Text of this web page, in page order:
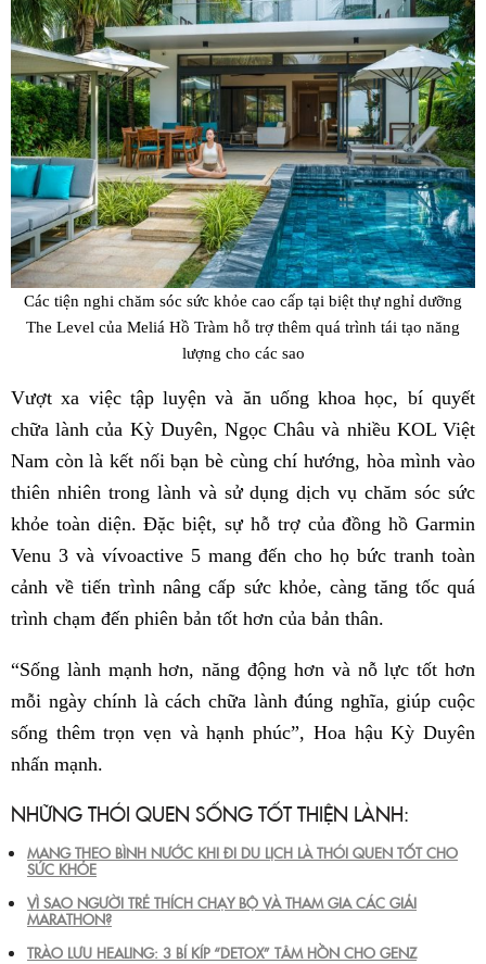
Các tiện nghi chăm sóc sức khỏe cao cấp tại biệt thự nghỉ dưỡng
The Level của Meliá Hồ Tràm hỗ trợ thêm quá trình tái tạo năng
lượng cho các sao
Vượt xa việc tập luyện và ăn uống khoa học, bí quyết
chữa lành của Kỳ Duyên, Ngọc Châu và nhiều KOL Việt
Nam còn là kết nối bạn bè cùng chí hướng, hòa mình vào
thiên nhiên trong lành và sử dụng dịch vụ chăm sóc sức
khỏe toàn diện. Đặc biệt, sự hỗ trợ của đồng hồ Garmin
Venu 3 và vívoactive 5 mang đến cho họ bức tranh toàn
cảnh về tiến trình nâng cấp sức khỏe, càng tăng tốc quá
trình chạm đến phiên bản tốt hơn của bản thân.
“Sống lành mạnh hơn, năng động hơn và nỗ lực tốt hơn
mỗi ngày chính là cách chữa lành đúng nghĩa, giúp cuộc
sống thêm trọn vẹn và hạnh phúc”, Hoa hậu Kỳ Duyên
nhấn mạnh.
NHỮNG THÓI QUEN SỐNG TỐT THIỆN LÀNH:
MANG THEO BÌNH NƯỚC KHI ĐI DU LỊCH LÀ THÓI QUEN TỐT CHO
SỨC KHỎE
VÌ SAO NGƯỜI TRẺ THÍCH CHẠY BỘ VÀ THAM GIA CÁC GIẢI
MARATHON?
TRÀO LƯU HEALING: 3 BÍ KÍP “DETOX” TÂM HỒN CHO GENZ